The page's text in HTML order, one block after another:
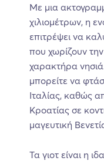
Με μια
χιλιομέτρων, η
επιτρέψει να
που χωρίζουν
χαρακτήρα
μπορείτε να
Ιταλίας, καθώς
Κροατίας σε
μαγευτική
Τα γιοτ είναι η